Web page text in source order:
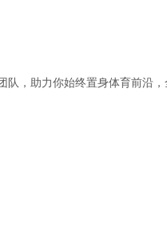
，助力你始终置身体育前沿